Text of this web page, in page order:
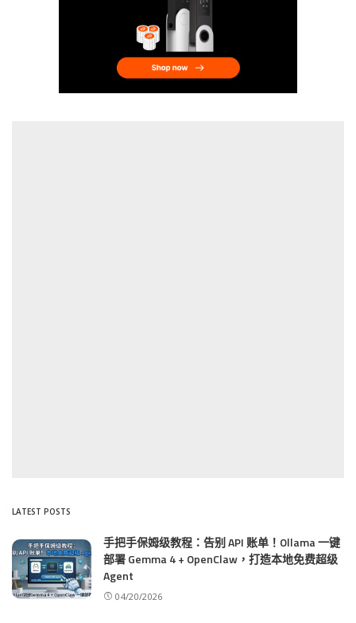
LATEST POSTS
手把手保姆级教程：告别 API 账单！Ollama 一键
部署 Gemma 4 + OpenClaw，打造本地免费超级
Agent
04/20/2026